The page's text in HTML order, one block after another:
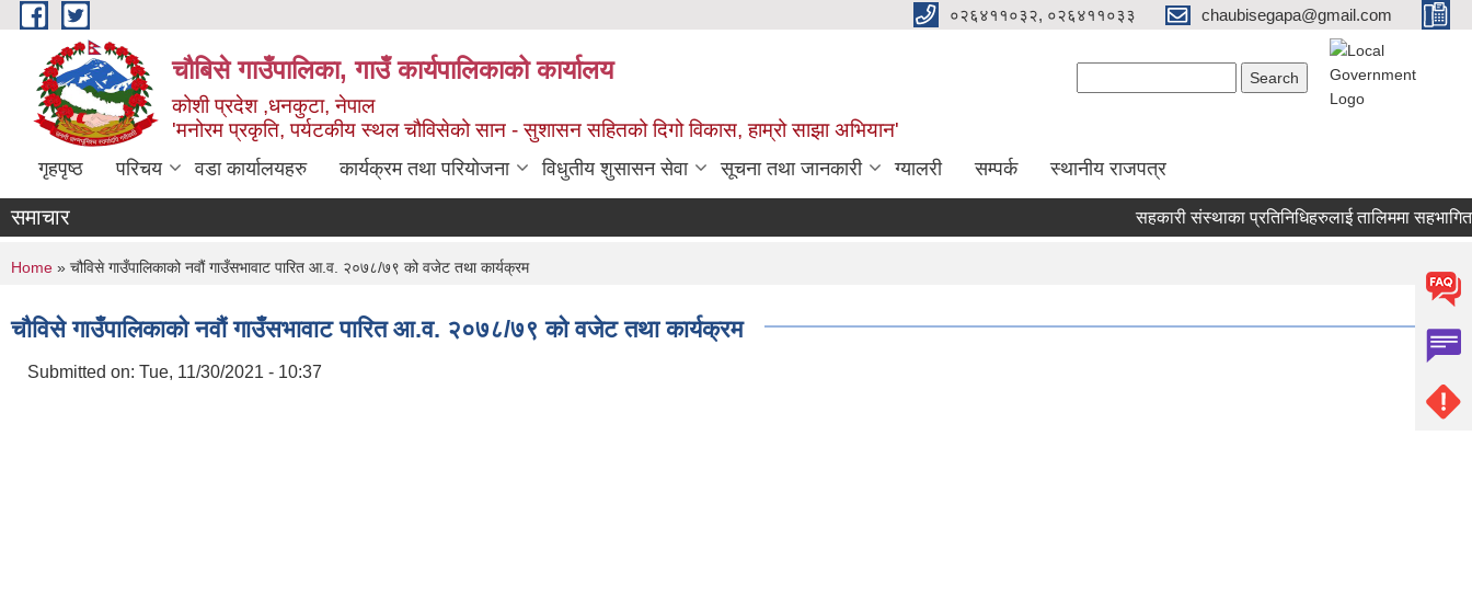
Skip to main content ०२६४११०३२, ०२६४११०३३ chaubisegapa@gmail.com
चौबिसे गाउँपालिका, गाउँ कार्यपालिकाको कार्यालय
कोशी प्रदेश ,धनकुटा, नेपाल
'मनोरम प्रकृति, पर्यटकीय स्थल चौविसेको सान - सुशासन सहितको दिगो विकास, हाम्रो साझा अभियान'
गृहपृष्ठ परिचय वडा कार्यालयहरु कार्यक्रम तथा परियोजना विधुतीय शुसासन सेवा सूचना तथा जानकारी ग्यालरी सम्पर्क स्थानीय राजपत्र
समाचार सहकारी संस्थाका प्रतिनिधिहरुलाई तालिममा
You are here
Home » चौविसे गाउँपालिकाको नवौं गाउँसभावाट पारित आ.व. २०७८/७९ को वजेट तथा कार्यक्रम
चौविसे गाउँपालिकाको नवौं गाउँसभावाट पारित आ.व. २०७८/७९ को वजेट तथा कार्यक्रम
Submitted on: Tue, 11/30/2021 - 10:37